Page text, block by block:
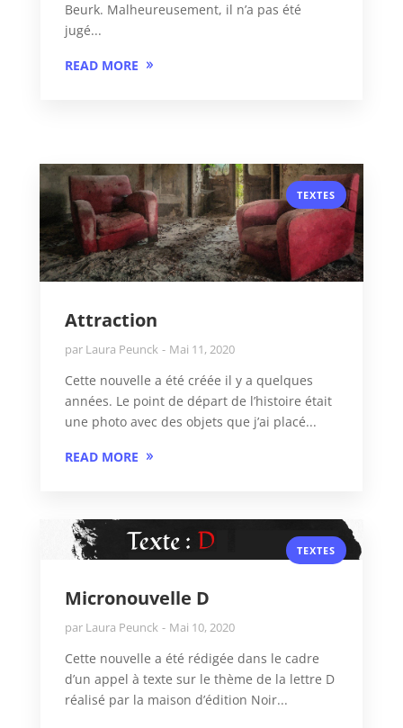
Beurk. Malheureusement, il n’a pas été
jugé...
READ MORE
TEXTES
Attraction
par Laura Peunck Mai 11, 2020
Cette nouvelle a été créée il y a quelques
années. Le point de départ de l’histoire était
une photo avec des objets que j’ai placé...
READ MORE
TEXTES
Micronouvelle D
par Laura Peunck Mai 10, 2020
Cette nouvelle a été rédigée dans le cadre
d’un appel à texte sur le thème de la lettre D
réalisé par la maison d’édition Noir...